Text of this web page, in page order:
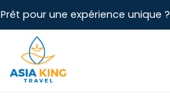
Prêt pour une expérience unique ?